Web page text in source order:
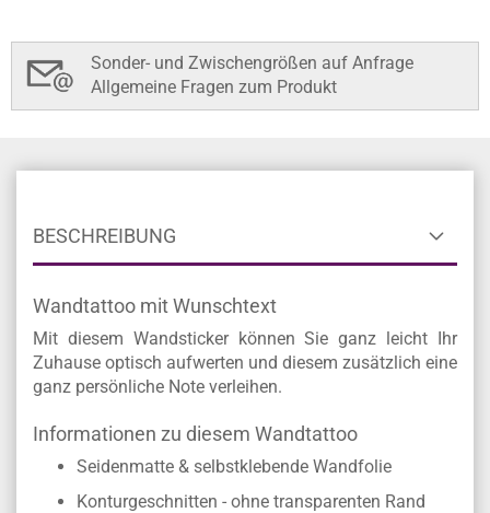
Sonder- und Zwischengrößen auf Anfrage
Allgemeine Fragen zum Produkt
BESCHREIBUNG
Wandtattoo mit Wunschtext
Mit diesem Wandsticker können Sie ganz leicht Ihr
Zuhause optisch aufwerten und diesem zusätzlich eine
ganz persönliche Note verleihen.
Informationen zu diesem Wandtattoo
Seidenmatte & selbstklebende Wandfolie
Konturgeschnitten - ohne transparenten Rand